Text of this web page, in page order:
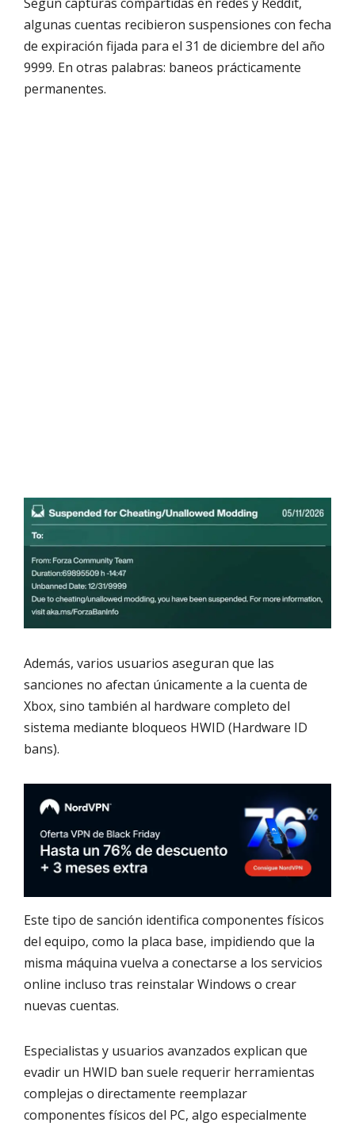
algunas cuentas recibieron suspensiones con fecha
de expiración fijada para el 31 de diciembre del año
9999. En otras palabras: baneos prácticamente
permanentes.
Además, varios usuarios aseguran que las
sanciones no afectan únicamente a la cuenta de
Xbox, sino también al hardware completo del
sistema mediante bloqueos HWID (Hardware ID
bans).
Este tipo de sanción identifica componentes físicos
del equipo, como la placa base, impidiendo que la
misma máquina vuelva a conectarse a los servicios
online incluso tras reinstalar Windows o crear
nuevas cuentas.
Especialistas y usuarios avanzados explican que
evadir un HWID ban suele requerir herramientas
complejas o directamente reemplazar
componentes físicos del PC, algo especialmente